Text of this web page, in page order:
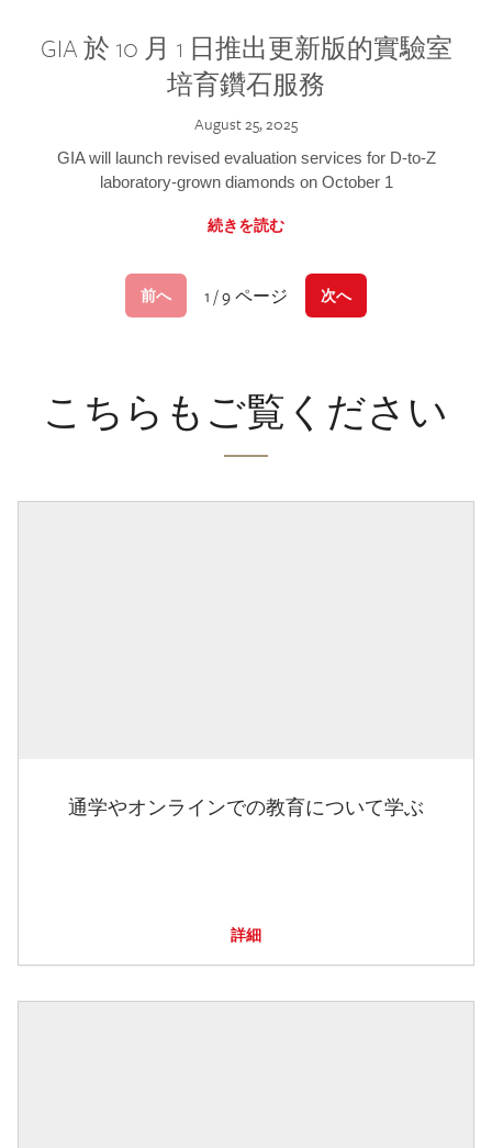
GIA 於 10 月 1 日推出更新版的實驗室
培育鑽石服務
August 25, 2025
GIA will launch revised evaluation services for D-to-Z
laboratory-grown diamonds on October 1
続きを読む
前へ 1 / 9 ページ 次へ
こちらもご覧ください
通学やオンラインでの教育について学ぶ
詳細